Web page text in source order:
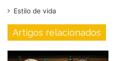
Estilo de vida
Artigos relacionados